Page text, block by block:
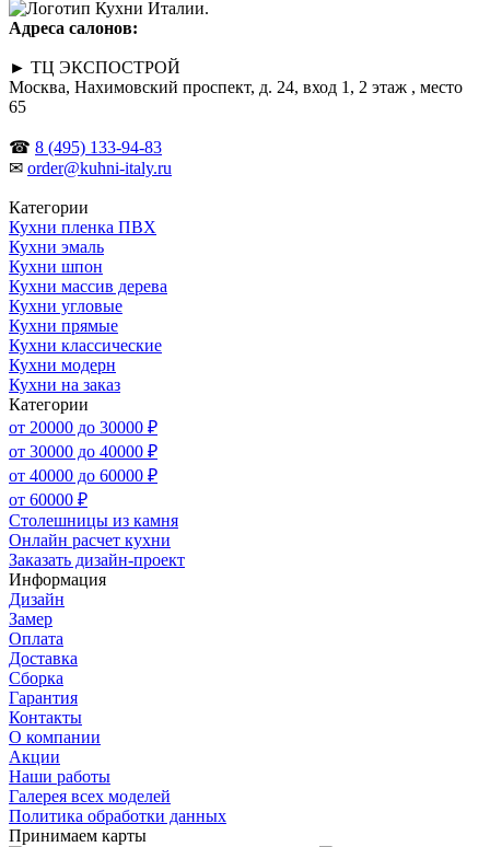
Адреса салонов:
► ТЦ ЭКСПОСТРОЙ
Москва, Нахимовский проспект, д. 24, вход 1, 2 этаж , место
65
☎ 8 (495) 133-94-83
✉ order@kuhni-italy.ru
Категории
Кухни пленка ПВХ
Кухни эмаль
Кухни шпон
Кухни массив дерева
Кухни угловые
Кухни прямые
Кухни классические
Кухни модерн
Кухни на заказ
Категории
от 20000 до 30000 ₽
от 30000 до 40000 ₽
от 40000 до 60000 ₽
от 60000 ₽
Столешницы из камня
Онлайн расчет кухни
Заказать дизайн-проект
Информация
Дизайн
Замер
Оплата
Доставка
Сборка
Гарантия
Контакты
О компании
Акции
Наши работы
Галерея всех моделей
Политика обработки данных
Принимаем карты